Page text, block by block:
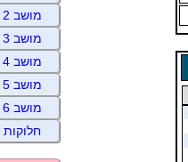
מושב 2
מושב 3
מושב 4
מושב 5
מושב 6
חלוקות